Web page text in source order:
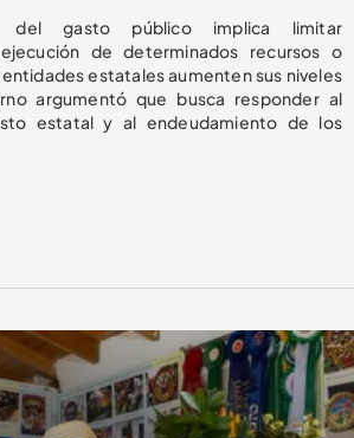
del gasto público implica limitar
de determinados recursos o
estatales aumenten sus niveles
argumentó que busca responder al
estatal y al endeudamiento de los